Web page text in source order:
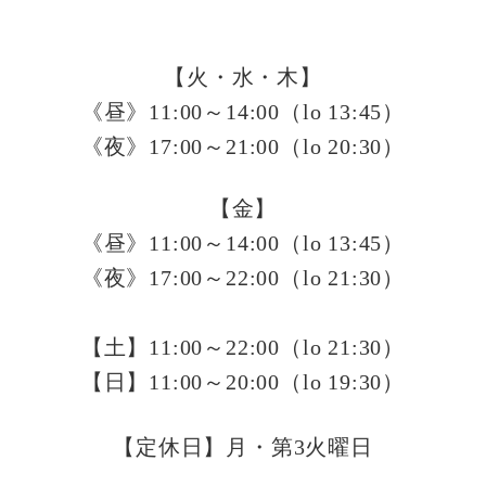
【火・水・木】
《昼》11:00～14:00（lo 13:45）
《夜》17:00～21:00（lo 20:30）
【金】
《昼》11:00～14:00（lo 13:45）
《夜》17:00～22:00（lo 21:30）
【土】11:00～22:00（lo 21:30）
【日】 11:00～20:00（lo 19:30）
【定休日】月・第3火曜日